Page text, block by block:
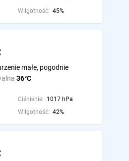
Wilgotność: 45%
36°C
małe, pogodnie
Ciśnienie: 1017 hPa
Wilgotność: 42%